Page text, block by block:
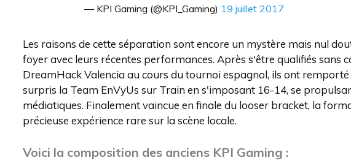
— KPI Gaming (@KPI_Gaming) 19 juillet 2017
Les raisons de cette séparation sont encore un mystère mais nul
foyer avec leurs récentes performances. Après s'être qualifiés sans
DreamHack Valencia au cours du tournoi espagnol, ils ont
surpris la Team EnVyUs sur Train en s'imposant 16-14, se
médiatiques. Finalement vaincue en finale du looser bracket, la
précieuse expérience rare sur la scène locale.
Voici la composition des anciens KPI Gaming :